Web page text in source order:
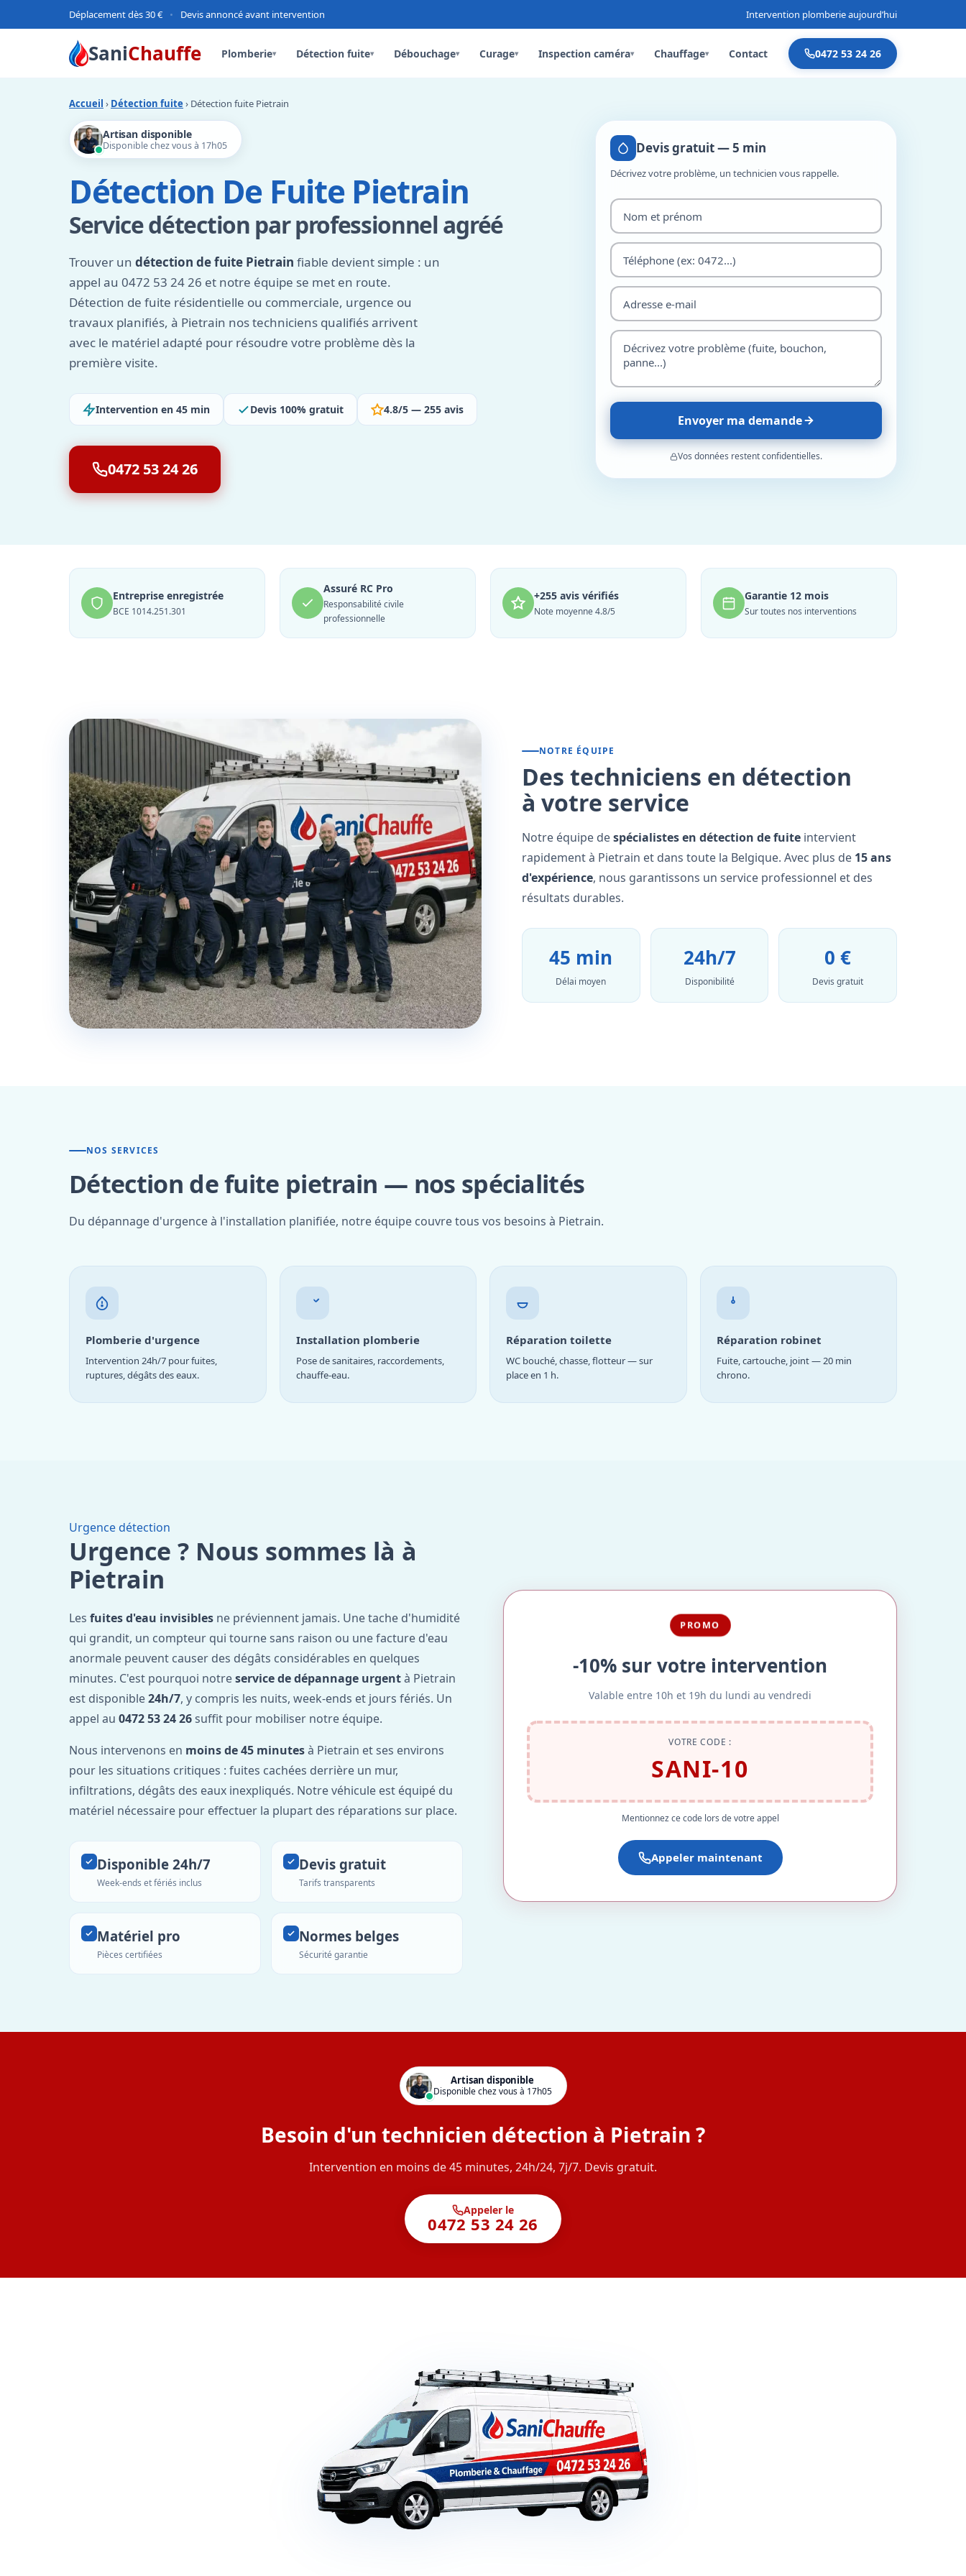
Déplacement dès 30 € • Devis annoncé avant intervention Intervention plomberie aujourd’hui
SaniChauffe Plomberie▾ Détection fuite▾ Débouchage▾ Curage▾ Inspection caméra▾ Chauffage▾ Contact 0472 53 24 26
Accueil › Détection fuite › Détection fuite Pietrain
Artisan disponible
Disponible chez vous à 17h05
Détection De Fuite Pietrain
Service détection par professionnel agréé
Trouver un détection de fuite Pietrain fiable devient simple : un
appel au 0472 53 24 26 et notre équipe se met en route.
Détection de fuite résidentielle ou commerciale, urgence ou
travaux planifiés, à Pietrain nos techniciens qualifiés arrivent
avec le matériel adapté pour résoudre votre problème dès la
première visite.
Intervention en 45 min Devis 100% gratuit 4.8/5 — 255 avis
0472 53 24 26
Devis gratuit — 5 min
Décrivez votre problème, un technicien vous rappelle.
Envoyer ma demande
Vos données restent confidentielles.
Entreprise enregistrée
BCE 1014.251.301
Assuré RC Pro
Responsabilité civile
professionnelle
+255 avis vérifiés
Note moyenne 4.8/5
Garantie 12 mois
Sur toutes nos interventions
NOTRE ÉQUIPE
Des techniciens en détection
à votre service
Notre équipe despécialistes en détection de fuite intervient
rapidement à Pietrain et dans toute la Belgique. Avec plus de 15 ans
d'expérience, nous garantissons un service professionnel et des
résultats durables.
45 min
Délai moyen
24h/7
Disponibilité
0 €
Devis gratuit
NOS SERVICES
Détection de fuite pietrain — nos spécialités
Du dépannage d'urgence à l'installation planifiée, notre équipe couvre tous vos besoins à Pietrain.
Plomberie d'urgence
Intervention 24h/7 pour fuites,
ruptures, dégâts des eaux.
Installation plomberie
Pose de sanitaires, raccordements,
chauffe-eau.
Réparation toilette
WC bouché, chasse, flotteur — sur
place en 1 h.
Réparation robinet
Fuite, cartouche, joint — 20 min
chrono.
Urgence détection
Urgence ? Nous sommes là à
Pietrain
Les fuites d'eau invisibles ne préviennent jamais. Une tache d'humidité
qui grandit, un compteur qui tourne sans raison ou une facture d'eau
anormale peuvent causer des dégâts considérables en quelques
minutes. C'est pourquoi notreservice de dépannage urgentà Pietrain
est disponible24h/7, y compris les nuits, week-ends et jours fériés. Un
appel au 0472 53 24 26suffit pour mobiliser notre équipe.
Nous intervenons en moins de 45 minutesà Pietrain et ses environs
pour les situations critiques : fuites cachées derrière un mur,
infiltrations, dégâts des eaux inexpliqués. Notre véhicule est équipé du
matériel nécessaire pour effectuer la plupart des réparations sur place.
Disponible 24h/7
Week-ends et fériés inclus
Devis gratuit
Tarifs transparents
Matériel pro
Pièces certifiées
Normes belges
Sécurité garantie
PROMO
-10% sur votre intervention
Valable entre 10h et 19h du lundi au vendredi
VOTRE CODE :
SANI-10
Mentionnez ce code lors de votre appel
Appeler maintenant
Artisan disponible
Disponible chez vous à 17h05
Besoin d'un technicien détection à Pietrain ?
Intervention en moins de 45 minutes, 24h/24, 7j/7. Devis gratuit.
Appeler le
0472 53 24 26